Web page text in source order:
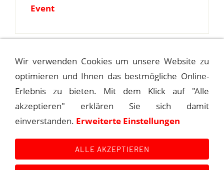
Event
Main Event Infos (English version)
The song "At Least A Little In Love," penned in
1940 by C. O'Neill and J. Peloso, was performed
on the radio by Frank Sinatra, accompanied by the
Tommy Dorsey Band, on August 3, 1940.
Wir verwenden Cookies um unsere Website zu
optimieren und Ihnen das bestmögliche Online-
Erlebnis zu bieten. Mit dem Klick auf "Alle
akzeptieren" erklären Sie sich damit
einverstanden. Erweiterte Einstellungen
ALLE AKZEPTIEREN